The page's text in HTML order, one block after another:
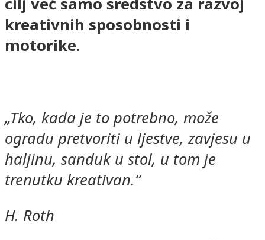
kreativnih sposobnosti i
motorike.
„Tko, kada je to potrebno, može
ogradu pretvoriti u ljestve, zavjesu u
haljinu, sanduk u stol, u tom je
trenutku kreativan.“
H. Roth